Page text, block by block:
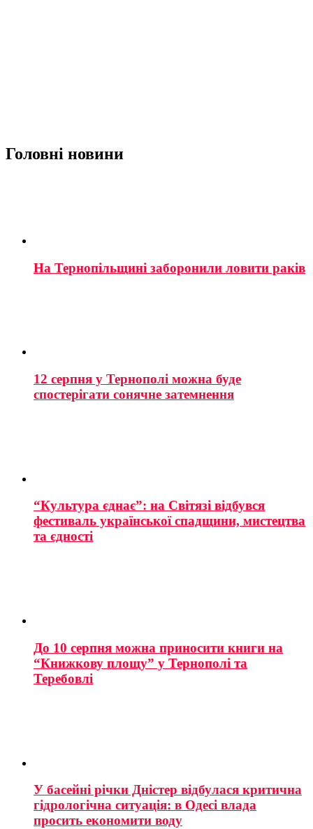
Головні новини
На Тернопільщині заборонили ловити раків
12 серпня у Тернополі можна буде
спостерігати сонячне затемнення
“Культура єднає”: на Світязі відбувся
фестиваль української спадщини, мистецтва
та єдності
До 10 серпня можна приносити книги на
“Книжкову площу” у Тернополі та
Теребовлі
У басейні річки Дністер відбулася критична
гідрологічна ситуація: в Одесі влада
просить економити воду